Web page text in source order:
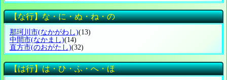
【な行】な・に・ぬ・ね・の
那珂川市(なかがわし)(13)
中間市(なかまし)(14)
直方市(のおがたし)(32)
【は行】は・ひ・ふ・へ・ほ